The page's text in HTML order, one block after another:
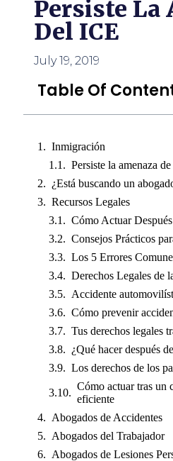
pantalla;
Control-
Persiste La
Del ICE
July 19, 2019
Table Of
Inmigración
Persiste la amenaza
¿Está buscando un
Recursos Legales
Cómo Actuar
Consejos Prácticos
Los 5 Errores
Derechos Legales de
Accidente
Cómo prevenir
Tus derechos legales
¿Qué hacer después
Los derechos de los
Cómo actuar tras un
eficiente
Abogados de Accidentes
Abogados del Trabajador
Abogados de Lesiones